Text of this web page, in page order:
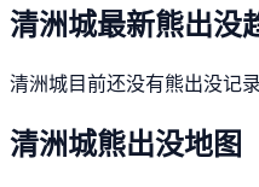
清洲城最新熊出没
清洲城目前还没有熊出没记录
清洲城熊出没地图